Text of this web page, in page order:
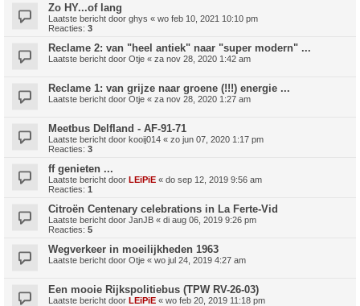
Zo HY...of lang
Laatste bericht door ghys « wo feb 10, 2021 10:10 pm
Reacties: 3
Reclame 2: van "heel antiek" naar "super modern" ...
Laatste bericht door Otje « za nov 28, 2020 1:42 am
Reclame 1: van grijze naar groene (!!!) energie ...
Laatste bericht door Otje « za nov 28, 2020 1:27 am
Meetbus Delfland - AF-91-71
Laatste bericht door kooij014 « zo jun 07, 2020 1:17 pm
Reacties: 3
ff genieten ...
Laatste bericht door LEiPiE « do sep 12, 2019 9:56 am
Reacties: 1
Citroën Centenary celebrations in La Ferte-Vid
Laatste bericht door JanJB « di aug 06, 2019 9:26 pm
Reacties: 5
Wegverkeer in moeilijkheden 1963
Laatste bericht door Otje « wo jul 24, 2019 4:27 am
Een mooie Rijkspolitiebus (TPW RV-26-03)
Laatste bericht door LEiPiE « wo feb 20, 2019 11:18 pm